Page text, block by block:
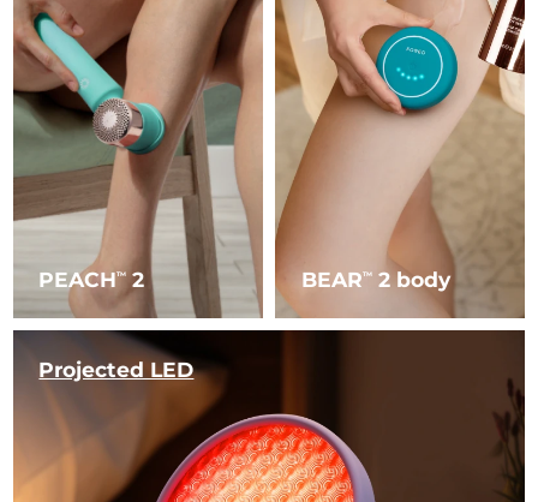
PEACHTM 2 BEARTM 2 body
Projected LED